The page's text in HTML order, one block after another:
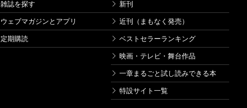
雑誌を探す
ウェブマガジンとアプリ
定期購読
新刊
近刊（まもなく発売）
ベストセラーランキング
映画・テレビ・舞台作品
一章まるごと試し読みできる本
特設サイト一覧